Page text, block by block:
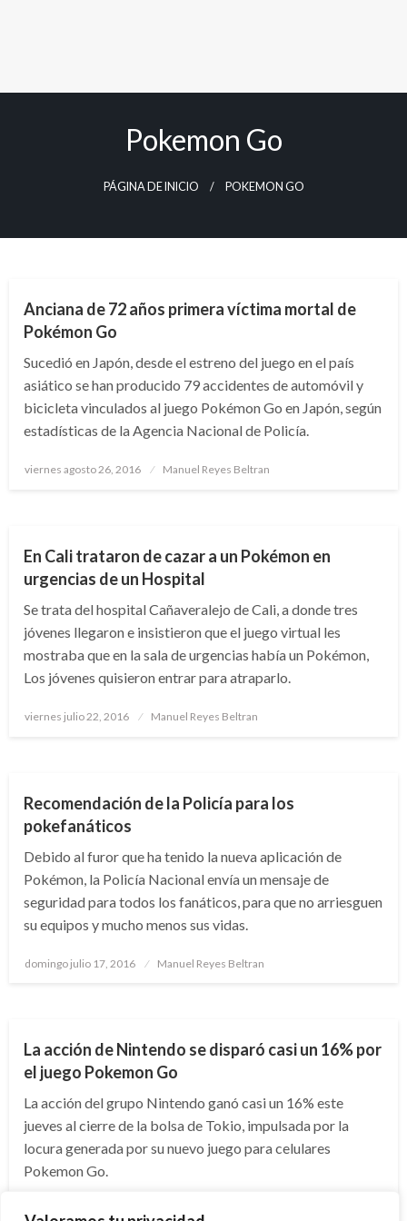
Pokemon Go
PÁGINA DE INICIO POKEMON GO
Anciana de 72 años primera víctima mortal de
Pokémon Go
Sucedió en Japón, desde el estreno del juego en el país
asiático se han producido 79 accidentes de automóvil y
bicicleta vinculados al juego Pokémon Go en Japón, según
estadísticas de la Agencia Nacional de Policía.
Publicado
viernes agosto 26, 2016 Manuel Reyes Beltran
En Cali trataron de cazar a un Pokémon en
urgencias de un Hospital
Se trata del hospital Cañaveralejo de Cali, a donde tres
jóvenes llegaron e insistieron que el juego virtual les
mostraba que en la sala de urgencias había un Pokémon,
Los jóvenes quisieron entrar para atraparlo.
Publicado
viernes julio 22, 2016 Manuel Reyes Beltran
Recomendación de la Policía para los
pokefanáticos
Debido al furor que ha tenido la nueva aplicación de
Pokémon, la Policía Nacional envía un mensaje de
seguridad para todos los fanáticos, para que no arriesguen
su equipos y mucho menos sus vidas.
Publicado
domingo julio 17, 2016 Manuel Reyes Beltran
La acción de Nintendo se disparó casi un 16% por
el juego Pokemon Go
La acción del grupo Nintendo ganó casi un 16% este
jueves al cierre de la bolsa de Tokio, impulsada por la
locura generada por su nuevo juego para celulares
Pokemon Go.